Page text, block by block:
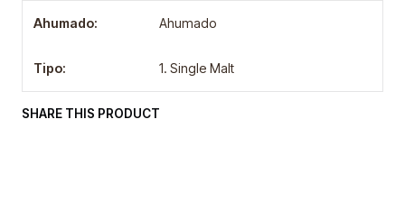
Ahumado: Ahumado
Tipo: 1. Single Malt
SHARE THIS PRODUCT